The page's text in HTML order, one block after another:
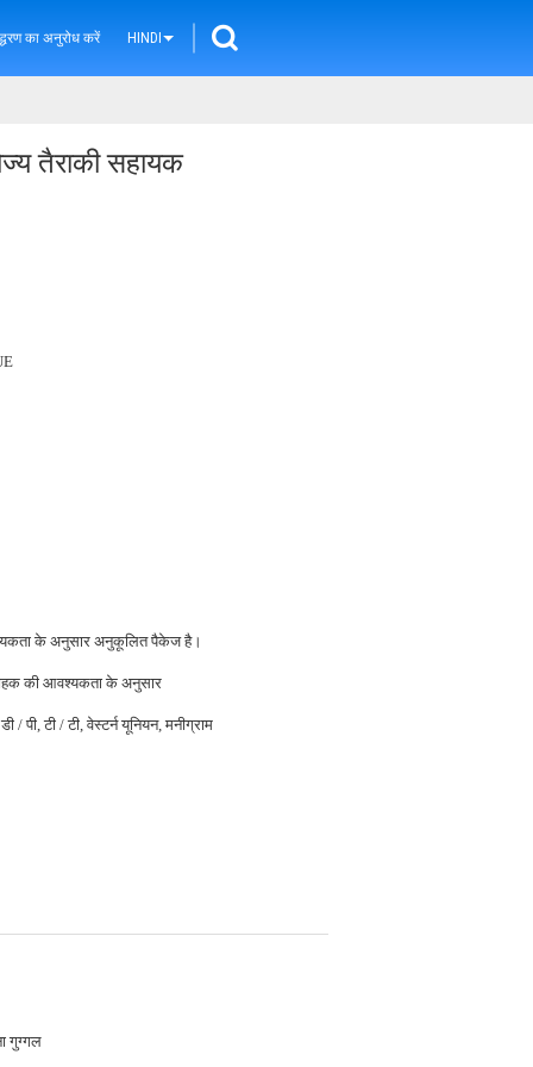
का अनुरोध करें HINDI
तैराकी सहायक
के अनुसार अनुकूलित पैकेज है।
की आवश्यकता के अनुसार
/ पी, टी / टी, वेस्टर्न यूनियन, मनीग्राम
गुग्गल